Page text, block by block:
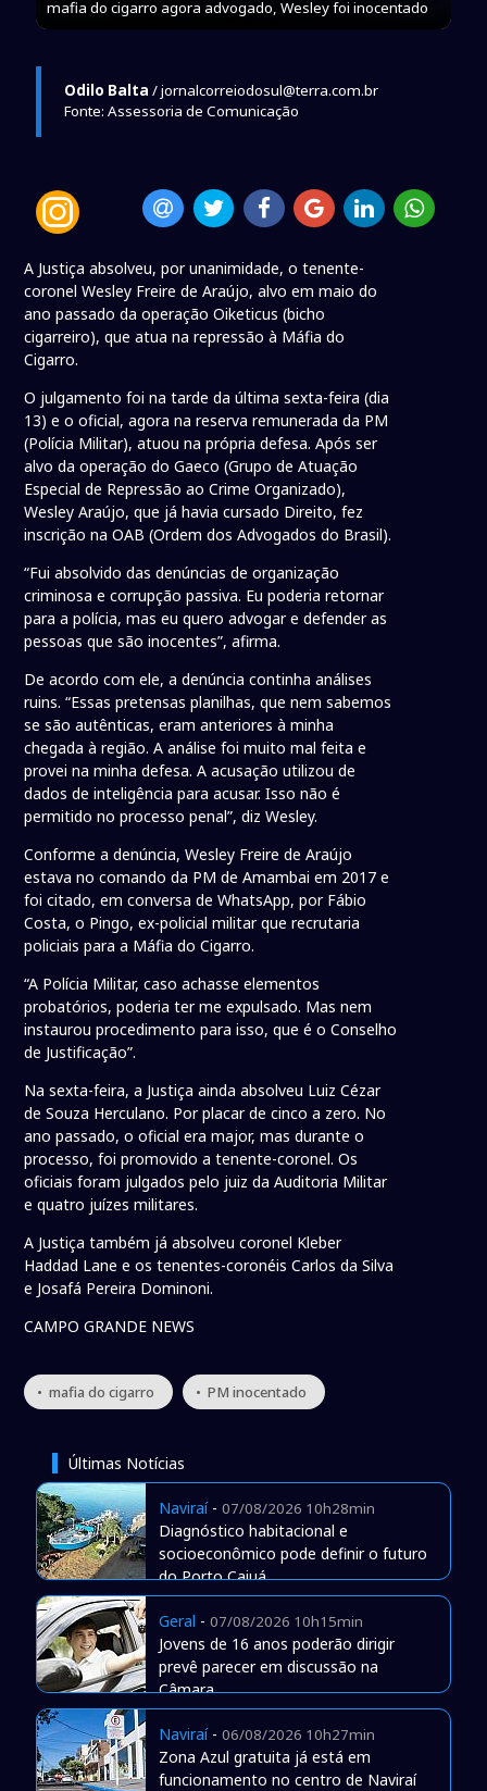
mafia do cigarro agora advogado, Wesley foi inocentado
Odilo Balta / jornalcorreiodosul@terra.com.br
Fonte: Assessoria de Comunicação
A Justiça absolveu, por unanimidade, o tenente-
coronel Wesley Freire de Araújo, alvo em maio do
ano passado da operação Oiketicus (bicho
cigarreiro), que atua na repressão à Máfia do
Cigarro.
O julgamento foi na tarde da última sexta-feira (dia
13) e o oficial, agora na reserva remunerada da PM
(Polícia Militar), atuou na própria defesa. Após ser
alvo da operação do Gaeco (Grupo de Atuação
Especial de Repressão ao Crime Organizado),
Wesley Araújo, que já havia cursado Direito, fez
inscrição na OAB (Ordem dos Advogados do Brasil).
“Fui absolvido das denúncias de organização
criminosa e corrupção passiva. Eu poderia retornar
para a polícia, mas eu quero advogar e defender as
pessoas que são inocentes”, afirma.
De acordo com ele, a denúncia continha análises
ruins. “Essas pretensas planilhas, que nem sabemos
se são autênticas, eram anteriores à minha
chegada à região. A análise foi muito mal feita e
provei na minha defesa. A acusação utilizou de
dados de inteligência para acusar. Isso não é
permitido no processo penal”, diz Wesley.
Conforme a denúncia, Wesley Freire de Araújo
estava no comando da PM de Amambai em 2017 e
foi citado, em conversa de WhatsApp, por Fábio
Costa, o Pingo, ex-policial militar que recrutaria
policiais para a Máfia do Cigarro.
“A Polícia Militar, caso achasse elementos
probatórios, poderia ter me expulsado. Mas nem
instaurou procedimento para isso, que é o Conselho
de Justificação”.
Na sexta-feira, a Justiça ainda absolveu Luiz Cézar
de Souza Herculano. Por placar de cinco a zero. No
ano passado, o oficial era major, mas durante o
processo, foi promovido a tenente-coronel. Os
oficiais foram julgados pelo juiz da Auditoria Militar
e quatro juízes militares.
A Justiça também já absolveu coronel Kleber
Haddad Lane e os tenentes-coronéis Carlos da Silva
e Josafá Pereira Dominoni.
CAMPO GRANDE NEWS
• mafia do cigarro • PM inocentado
Últimas Notícias
Naviraí- 07/08/2026 10h28min
Diagnóstico habitacional e
socioeconômico pode definir o futuro
do Porto Caiuá
Geral - 07/08/2026 10h15min
Jovens de 16 anos poderão dirigir
prevê parecer em discussão na
Câmara
Naviraí- 06/08/2026 10h27min
Zona Azul gratuita já está em
funcionamento no centro de Naviraí